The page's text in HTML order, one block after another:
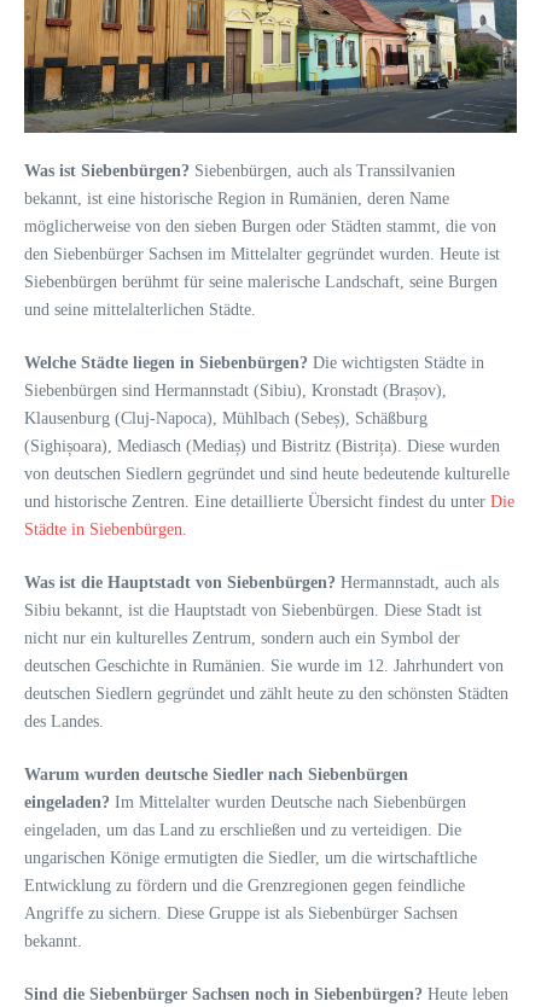
Was ist Siebenbürgen? Siebenbürgen, auch als Transsilvanien
bekannt, ist eine historische Region in Rumänien, deren Name
möglicherweise von den sieben Burgen oder Städten stammt, die von
den Siebenbürger Sachsen im Mittelalter gegründet wurden. Heute ist
Siebenbürgen berühmt für seine malerische Landschaft, seine Burgen
und seine mittelalterlichen Städte.
Welche Städte liegen in Siebenbürgen? Die wichtigsten Städte in
Siebenbürgen sind Hermannstadt (Sibiu), Kronstadt (Brașov),
Klausenburg (Cluj-Napoca), Mühlbach (Sebeș), Schäßburg
(Sighișoara), Mediasch (Mediaș) und Bistritz (Bistrița). Diese wurden
von deutschen Siedlern gegründet und sind heute bedeutende kulturelle
und historische Zentren. Eine detaillierte Übersicht findest du unter Die
Städte in Siebenbürgen.
Was ist die Hauptstadt von Siebenbürgen? Hermannstadt, auch als
Sibiu bekannt, ist die Hauptstadt von Siebenbürgen. Diese Stadt ist
nicht nur ein kulturelles Zentrum, sondern auch ein Symbol der
deutschen Geschichte in Rumänien. Sie wurde im 12. Jahrhundert von
deutschen Siedlern gegründet und zählt heute zu den schönsten Städten
des Landes.
Warum wurden deutsche Siedler nach Siebenbürgen
eingeladen? Im Mittelalter wurden Deutsche nach Siebenbürgen
eingeladen, um das Land zu erschließen und zu verteidigen. Die
ungarischen Könige ermutigten die Siedler, um die wirtschaftliche
Entwicklung zu fördern und die Grenzregionen gegen feindliche
Angriffe zu sichern. Diese Gruppe ist als Siebenbürger Sachsen
bekannt.
Sind die Siebenbürger Sachsen noch in Siebenbürgen? Heute leben